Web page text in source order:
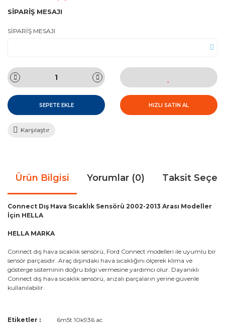
SİPARİŞ MESAJI
SİPARİŞ MESAJI
SEPETE EKLE HIZLI SATIN AL
Karşılaştır
Ürün Bilgisi Yorumlar (0) Taksit
Connect Dış Hava Sıcaklık Sensörü 2002-2013 Arası Modeller
İçin HELLA
HELLA MARKA
Connect dış hava sıcaklık sensörü, Ford Connect modelleri ile uyumlu bir
sensör parçasıdır. Araç dışındaki hava sıcaklığını ölçerek klima ve
gösterge sisteminin doğru bilgi vermesine yardımcı olur. Dayanıklı
Connect dış hava sıcaklık sensörü, arızalı parçaların yerine güvenle
kullanılabilir.
Bu ürünün fiyat bilgisi, resim, ürün açıklamalarında ve diğer
Etiketler :
6m5t 10k936 ac